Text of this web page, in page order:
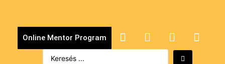
Online Mentor Program